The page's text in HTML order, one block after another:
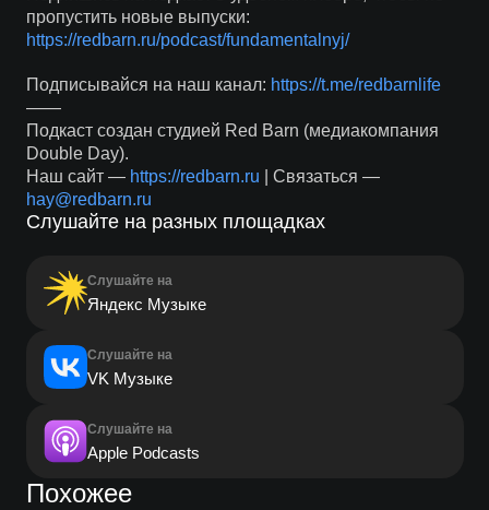
пропустить новые выпуски:
https://redbarn.ru/podcast/fundamentalnyj/
Подписывайся на наш канал: https://t.me/redbarnlife
——
Подкаст создан студией Red Barn (медиакомпания
Double Day).
Наш сайт — https://redbarn.ru | Связаться —
hay@redbarn.ru
Слушайте на разных площадках
Слушайте на
Яндекс Музыке
Слушайте на
VK Музыке
Слушайте на
Apple Podcasts
Похожее